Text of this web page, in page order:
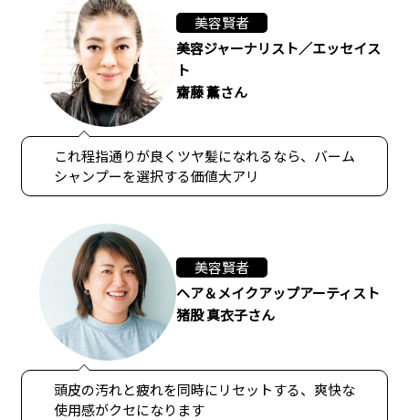
美容賢者
美容ジャーナリスト／エッセイス
ト
齋藤 薫さん
これ程指通りが良くツヤ髪になれるなら、バーム
シャンプーを選択する価値大アリ
美容賢者
ヘア＆メイクアップアーティスト
猪股 真衣子さん
頭皮の汚れと疲れを同時にリセットする、爽快な
使用感がクセになります